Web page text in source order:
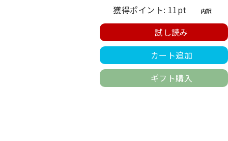
獲得ポイント: 11pt 内訳
試し読み
カート追加
ギフト購入